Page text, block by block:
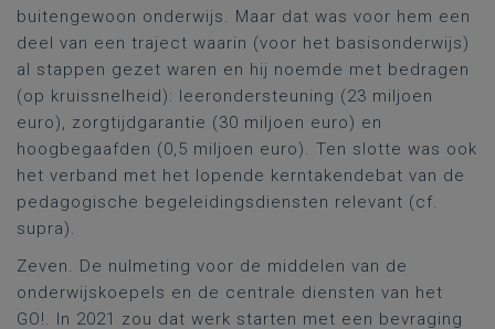
buitengewoon onderwijs. Maar dat was voor hem een
deel van een traject waarin (voor het basisonderwijs)
al stappen gezet waren en hij noemde met bedragen
(op kruissnelheid): leerondersteuning (23 miljoen
euro), zorgtijdgarantie (30 miljoen euro) en
hoogbegaafden (0,5 miljoen euro). Ten slotte was ook
het verband met het lopende kerntakendebat van de
pedagogische begeleidingsdiensten relevant (cf.
supra).
Zeven. De nulmeting voor de middelen van de
onderwijskoepels en de centrale diensten van het
GO!. In 2021 zou dat werk starten met een bevraging